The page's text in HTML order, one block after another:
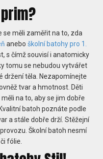
se měli zaměřit na to, zda
aneboškolní batohy pro 1.
s čímž souvisí i anatomicky
tomu se nebudou vytvářet
držení těla. Nezapomínejte
tvar a hmotnost. Děti
na to, aby se jim dobře
batoh poznáte podle
a stále dobře drží. Stěžejní
Školní batoh nesmí
fólie.